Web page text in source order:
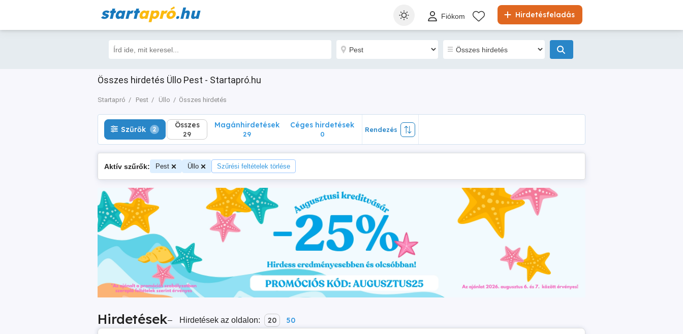
startapró.hu Hirdetésfeladás
Fiókom
Összes hirdetés Üllo Pest - Startapró.hu
Startapró Pest Üllo Összes hirdetés
Szűrők 2 Összes
29
Szűrők 2 Összes
29
Magánhirdetések
29
Céges hirdetések
0
Rendezés
Aktív szűrők: Pest Üllo Szűrési feltételek törlése
Hirdetések– Hirdetések az oldalon: 20 50